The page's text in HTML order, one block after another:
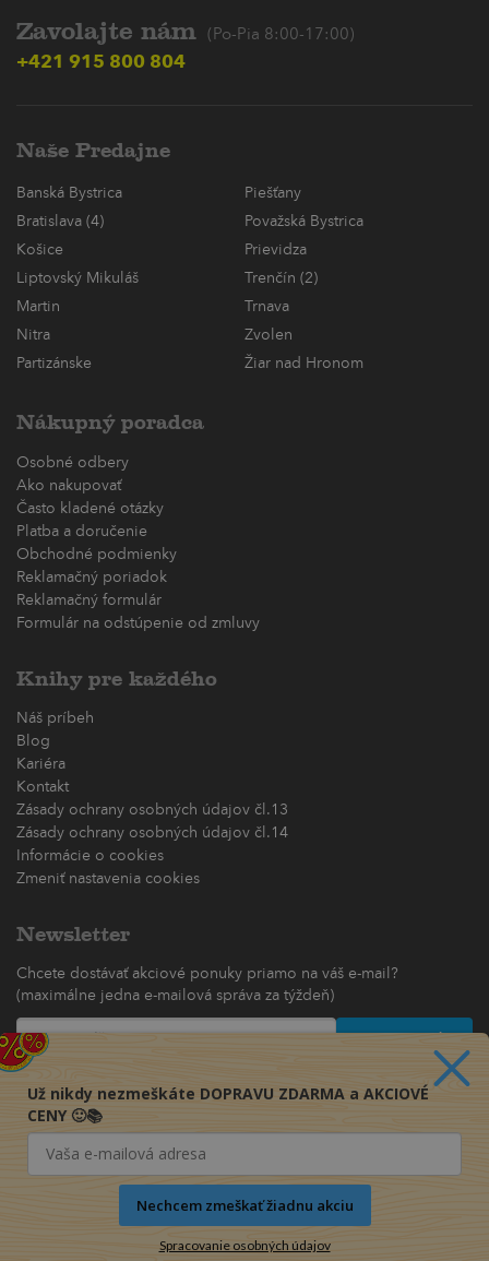
Zavolajte nám (Po-Pia 8:00-17:00)
+421 915 800 804
Naše Predajne
Banská Bystrica
Piešťany
Bratislava (4)
Považská Bystrica
Košice
Prievidza
Liptovský Mikuláš
Trenčín (2)
Martin
Trnava
Nitra
Zvolen
Partizánske
Žiar nad Hronom
Nákupný poradca
Osobné odbery
Ako nakupovať
Často kladené otázky
Platba a doručenie
Obchodné podmienky
Reklamačný poriadok
Reklamačný formulár
Formulár na odstúpenie od zmluvy
Knihy pre každého
Náš príbeh
Blog
Kariéra
Kontakt
Zásady ochrany osobných údajov čl.13
Zásady ochrany osobných údajov čl.14
Informácie o cookies
Zmeniť nastavenia cookies
Newsletter
Chcete dostávať akciové ponuky priamo na váš e-mail?
(maximálne jedna e-mailová správa za týždeň)
Odoberať
Už nikdy nezmeškáte DOPRAVU ZDARMA a AKCIOVÉ
CENY 🙂📚
Nechcem zmeškať žiadnu akciu
Spracovanie osobných údajov